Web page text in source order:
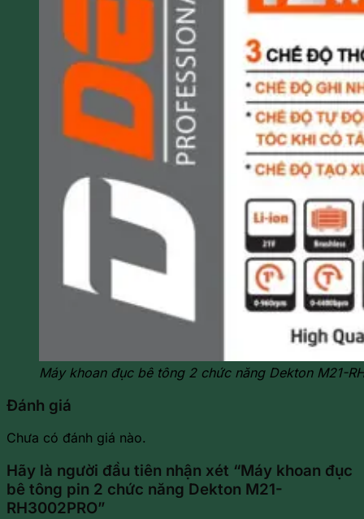
Máy khoan đục bê tông 2 chức năng Dekton M21-
Đánh giá
Chưa có đánh giá nào.
Hãy là người đầu tiên nhận xét “Máy khoan đục
bê tông pin 2 chức năng Dekton M21-
RH3002PRO”